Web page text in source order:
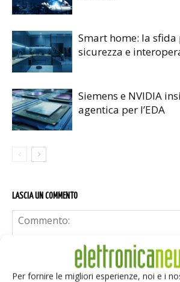
Per fornire le migliori esperienze, noi e i
Smart home: la sfida
sicurezza e
Siemens e NVIDIA
agentica per l’EDA
LASCIA UN COMMENTO